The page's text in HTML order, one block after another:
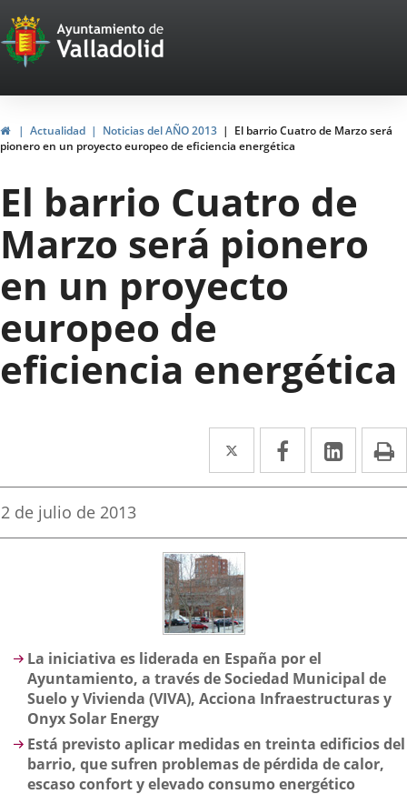
Portal
Web
del
Ayuntamiento
de
Valladolid
HomeActualidad Noticias del AÑO 2013
El barrio Cuatro de Marzo será
pionero en un proyecto europeo de eficiencia energética
El barrio Cuatro de
Marzo será pionero
en un proyecto
europeo de
eficiencia energética
Twitter
Enlace
a
aplicación
externa.
Facebook
Enlace
a
aplicación
Enlace
a
Fecha
la
2 de julio de 2013
Descripción
La iniciativa es liderada en España por el
Ayuntamiento, a través de Sociedad Municipal de
Suelo y Vivienda (VIVA), Acciona Infraestructuras y
Onyx Solar Energy
Está previsto aplicar medidas en treinta edificios del
barrio, que sufren problemas de pérdida de calor,
escaso confort y elevado consumo energético